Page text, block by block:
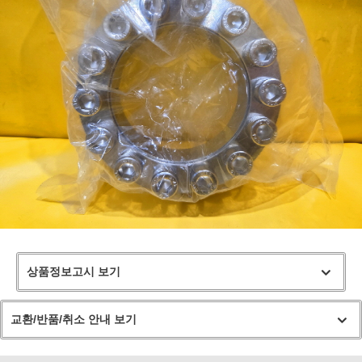
상품정보고시 보기
교환/반품/취소 안내 보기